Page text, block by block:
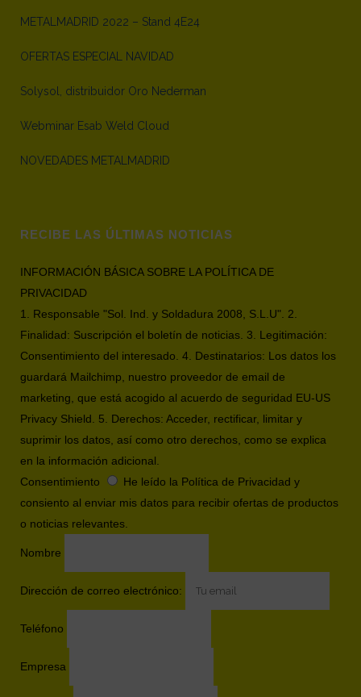
METALMADRID 2022 – Stand 4E24
OFERTAS ESPECIAL NAVIDAD
Solysol, distribuidor Oro Nederman
Webminar Esab Weld Cloud
NOVEDADES METALMADRID
RECIBE LAS ÚLTIMAS NOTICIAS
INFORMACIÓN BÁSICA SOBRE LA POLÍTICA DE
PRIVACIDAD
1. Responsable "Sol. Ind. y Soldadura 2008, S.L.U". 2.
Finalidad: Suscripción el boletín de noticias. 3. Legitimación:
Consentimiento del interesado. 4. Destinatarios: Los datos los
guardará Mailchimp, nuestro proveedor de email de
marketing, que está acogido al acuerdo de seguridad EU-US
Privacy Shield. 5. Derechos: Acceder, rectificar, limitar y
suprimir los datos, así como otro derechos, como se explica
en la información adicional.
Consentimiento
He leído la Política de Privacidad y
consiento al enviar mis datos para recibir ofertas de productos
o noticias relevantes.
Nombre
Dirección de correo electrónico:
Teléfono
Empresa